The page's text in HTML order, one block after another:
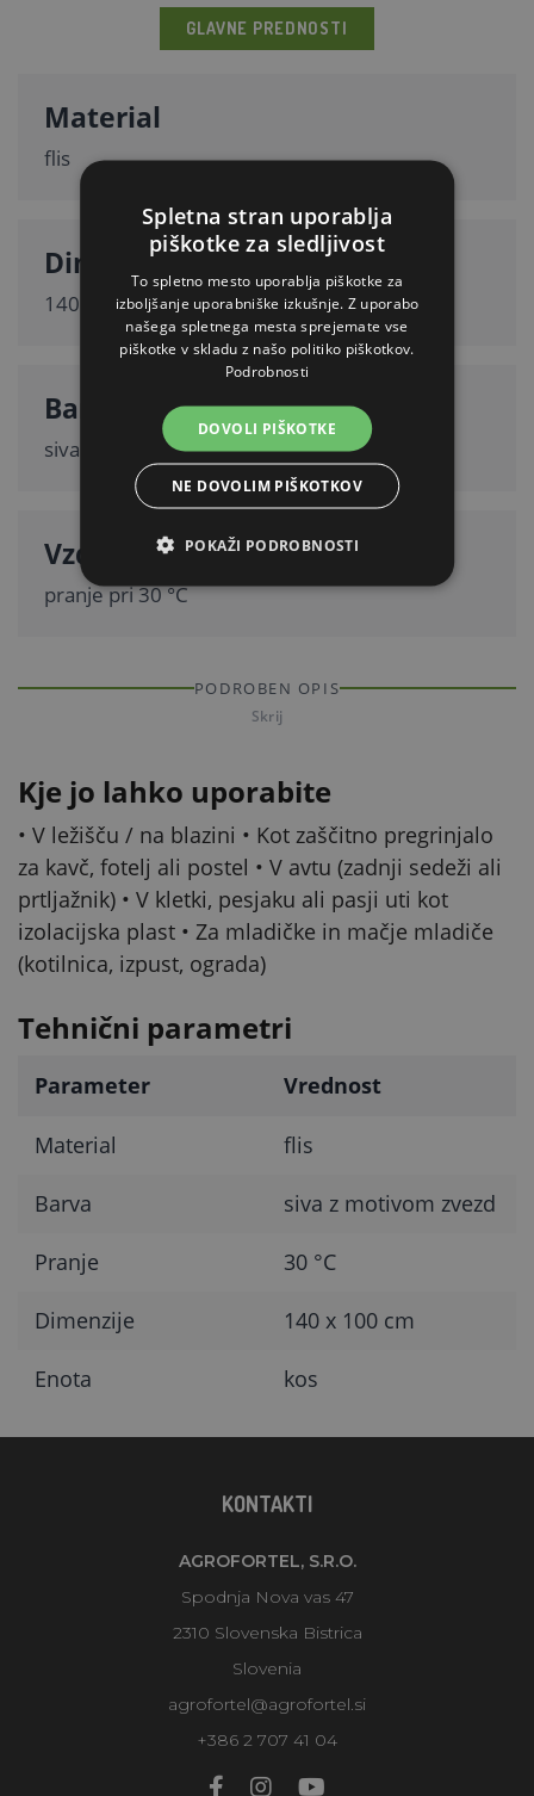
GLAVNE PREDNOSTI
Material
flis
Dimenzije
140 × 100 cm
Barva / motiv
siva z motivom zvezd
Vzdrževanje
pranje pri 30 °C
PODROBEN OPIS
Skrij
Kje jo lahko uporabite
• V ležišču / na blazini • Kot zaščitno pregrinjalo
za kavč, fotelj ali postel • V avtu (zadnji sedeži ali
prtljažnik) • V kletki, pesjaku ali pasji uti kot
izolacijska plast • Za mladičke in mačje mladiče
(kotilnica, izpust, ograda)
Tehnični parametri
Parameter Vrednost
Material flis
Barva siva z motivom zvezd
Pranje 30 °C
Dimenzije 140 x 100 cm
Enota kos
KONTAKTI
AGROFORTEL, S.R.O.
Spodnja Nova vas 47
2310 Slovenska Bistrica
Slovenia
agrofortel@agrofortel.si
+386 2 707 41 04
Spletna stran uporablja
piškotke za sledljivost
To spletno mesto uporablja piškotke za
izboljšanje uporabniške izkušnje. Z uporabo
našega spletnega mesta sprejemate vse
piškotke v skladu z našo politiko piškotkov.
Podrobnosti
DOVOLI PIŠKOTKE
NE DOVOLIM PIŠKOTKOV
POKAŽI PODROBNOSTI